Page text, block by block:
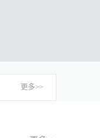
更多>>